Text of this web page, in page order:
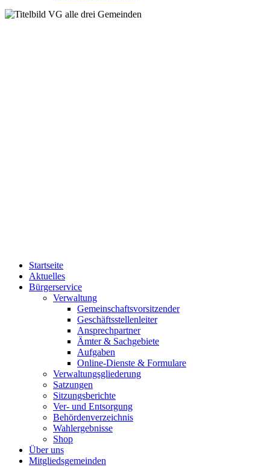
Startseite
Aktuelles
Bürgerservice
Verwaltung
Gemeinschaftsvorsitzender
Geschäftsstellenleiter
Ansprechpartner
Ämter & Sachgebiete
Aufgaben
Online-Dienste & Formulare
Verwaltungsgliederung
Satzungen
Sitzungsberichte
Ver- und Entsorgung
Behördenverzeichnis
Wahlergebnisse
Shop
Über uns
Mitgliedsgemeinden